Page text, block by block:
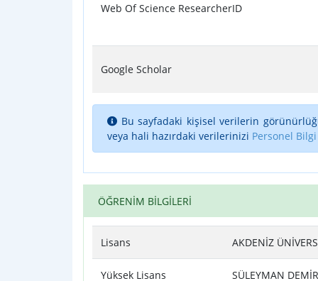
Web Of Science ResearcherID
Google Scholar
Bu sayfadaki kişisel verilerin
veya hali hazırdaki verilerinizi Personel
ÖĞRENİM BİLGİLERİ
Lisans AKDENİZ
Yüksek Lisans SÜLEYMAN